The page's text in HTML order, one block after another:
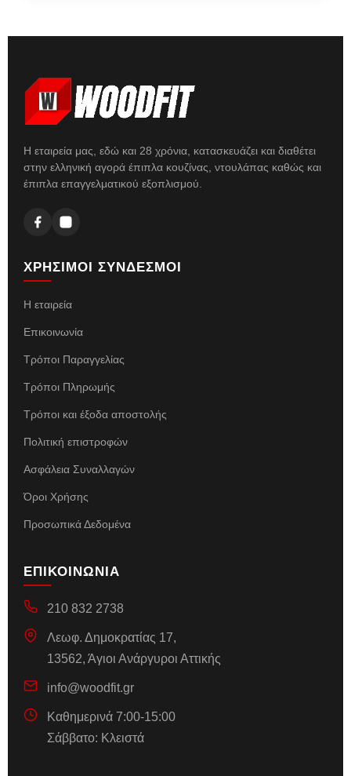
Η εταιρεία μας, εδώ και 28 χρόνια, κατασκευάζει και διαθέτει
στην ελληνική αγορά έπιπλα κουζίνας, ντουλάπας καθώς και
έπιπλα επαγγελματικού εξοπλισμού.
ΧΡΗΣΙΜΟΙ ΣΥΝΔΕΣΜΟΙ
Η εταιρεία
Επικοινωνία
Τρόποι Παραγγελίας
Τρόποι Πληρωμής
Τρόποι και έξοδα αποστολής
Πολιτική επιστροφών
Ασφάλεια Συναλλαγών
Όροι Χρήσης
Προσωπικά Δεδομένα
ΕΠΙΚΟΙΝΩΝΙΑ
210 832 2738
Λεωφ. Δημοκρατίας 17,
13562, Άγιοι Ανάργυροι Αττικής
info@woodfit.gr
Καθημερινά 7:00-15:00
Σάββατο: Κλειστά